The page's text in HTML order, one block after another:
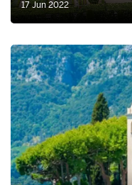
17 Jun 2022